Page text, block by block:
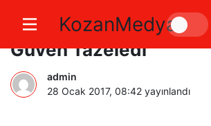
KozanMedya
Sancaklı EKK’da Yahya
Güven Tazeledi
admin
28 Ocak 2017, 08:42 yayınlandı